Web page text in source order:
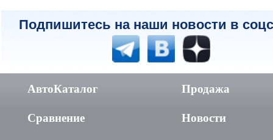
Подпишитесь на наши новости в
АвтоКаталог
Сравнение
Продажа
Новости